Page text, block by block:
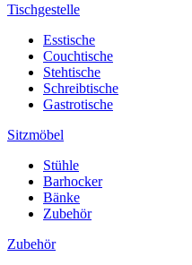
Tischgestelle
Esstische
Couchtische
Stehtische
Schreibtische
Gastrotische
Sitzmöbel
Stühle
Barhocker
Bänke
Zubehör
Zubehör